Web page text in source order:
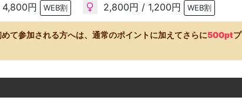
円
WEB割 2,800円 / 1,200円 WEB割
て参加される方へは、通常のポイントに加えてさらに500ptプ